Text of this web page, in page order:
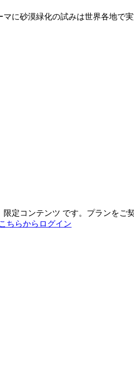
に砂漠緑化の試みは世界各地で
限定コンテンツ です。プランをご
ちらからログイン